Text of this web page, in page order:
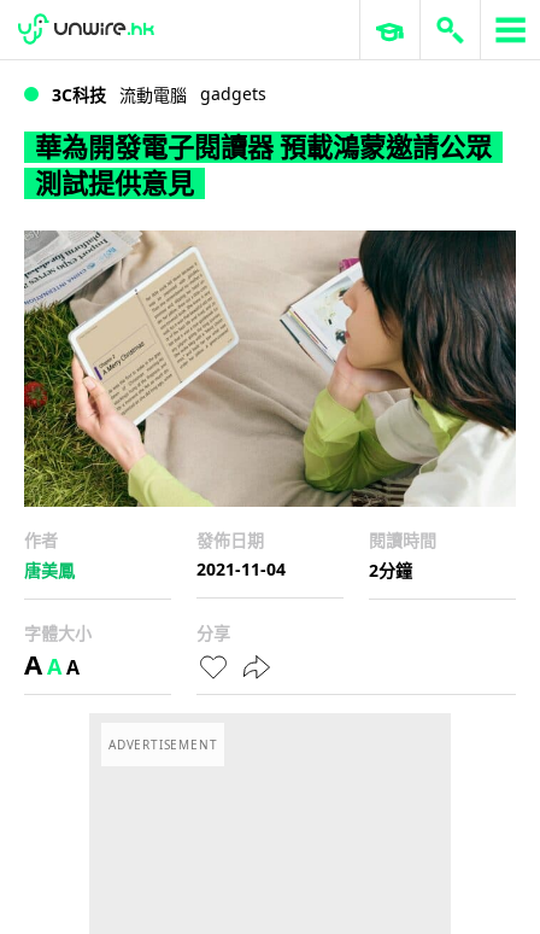
WWDC 2026 ERP 與商業 AI
3C科技 流動電腦 gadgets
華為開發電子閱讀器 預載鴻蒙邀請公眾
測試提供意見
作者
唐美鳳
發佈日期
2021-11-04
閱讀時間
2分鐘
字體大小
AAA
分享
ADVERTISEMENT